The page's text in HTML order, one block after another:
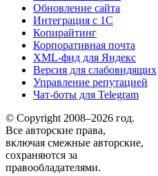
Обновление сайта
Интеграция с 1С
Копирайтинг
Корпоративная почта
XML-фид для Яндекс
Версия для слабовидящих
Управление репутацией
Чат-боты для Telegram
© Copyright 2008–2026 год.
Все авторские права,
включая смежные авторские,
сохраняются за
правообладателями.